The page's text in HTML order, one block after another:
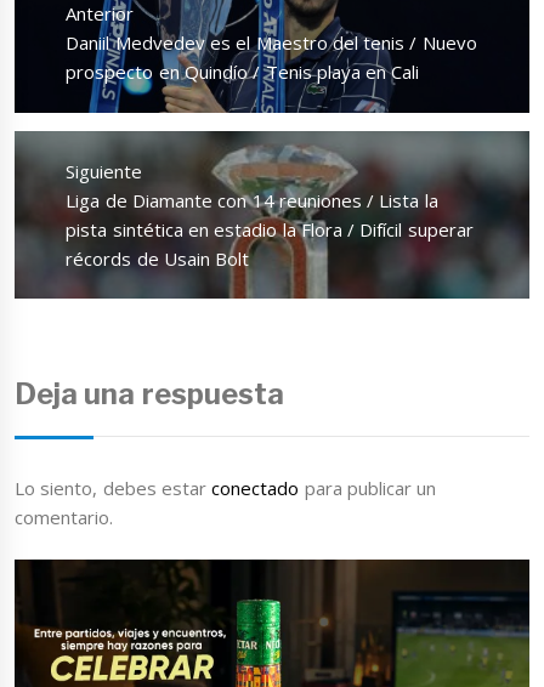
entradas
Anterior
Entrada
anterior:
Daniil Medvedev es el Maestro del tenis / Nuevo
prospecto en Quindío / Tenis playa en Cali
Siguiente
Entrada
siguiente:
Liga de Diamante con 14 reuniones / Lista la
pista sintética en estadio la Flora / Difícil superar
récords de Usain Bolt
Deja una respuesta
Lo siento, debes estarconectado para publicar un
comentario.